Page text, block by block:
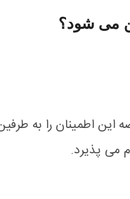
می شود؟
این اطمینان را به
می پذیرد.